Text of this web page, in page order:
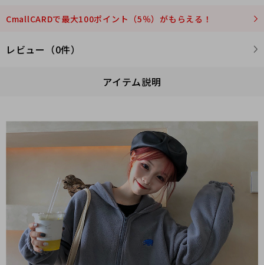
CmallCARDで最大100ポイント（5％）がもらえる！
レビュー（0件）
アイテム説明